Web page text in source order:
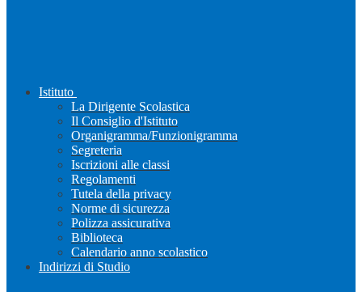
Istituto
La Dirigente Scolastica
Il Consiglio d'Istituto
Organigramma/Funzionigramma
Segreteria
Iscrizioni alle classi
Regolamenti
Tutela della privacy
Norme di sicurezza
Polizza assicurativa
Biblioteca
Calendario anno scolastico
Indirizzi di Studio